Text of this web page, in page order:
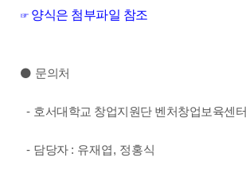
☞ 양식은 첨부파일 참조
⚫ 문의처
- 호서대학교 창업지원단 벤처창업보육센터
- 담당자 : 유재엽, 정홍식